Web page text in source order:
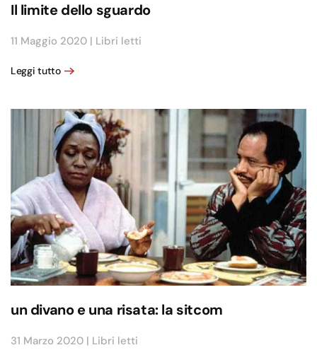
Il limite dello sguardo
11 Maggio 2020 | Libri letti
Leggi tutto
un divano e una risata: la sitcom
31 Marzo 2020 | Libri letti